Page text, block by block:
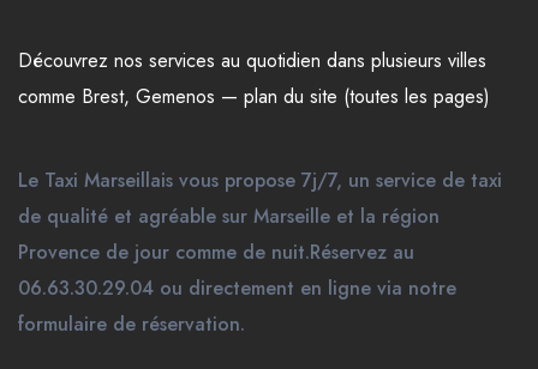
Découvrez nos services au quotidien dans plusieurs villes
comme Brest, Gemenos — plan du site (toutes les pages)
Le Taxi Marseillais vous propose 7j/7, un service de taxi
de qualité et agréable sur Marseille et la région
Provence de jour comme de nuit.Réservez au
06.63.30.29.04 ou directement en ligne via notre
formulaire de réservation.